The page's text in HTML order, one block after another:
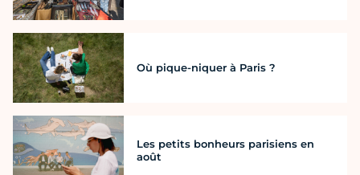
Où pique-niquer à Paris ?
Les petits bonheurs parisiens en
août